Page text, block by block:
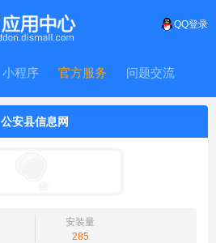
QQ登录
小程序 官方服务 问题交流
公安县信息网
安装量
285